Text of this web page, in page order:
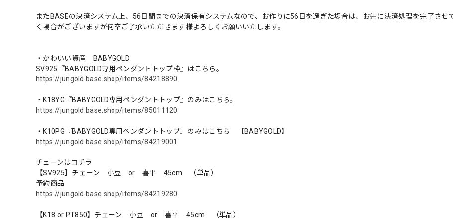
またBASEの決済システム上、56日間までの決済保有システムなので、お作りに56日を過ぎた場合は、お先に決済処理を完了させ
く場合がございますが何卒ご了承いただきます様よろしくお願いいたします。
・かわいい資産 BABYGOLD
SV925『BABYGOLD専用ペンダントトップ枠』はこちら。
https://jungold.base.shop/items/84218890
・K18YG『BABYGOLD専用ペンダントトップ』のみはこちら。
https://jungold.base.shop/items/85011120
・K10PG『BABYGOLD専用ペンダントトップ』のみはこちら 【BABYGOLD】
https://jungold.base.shop/items/84219001
チェーンはコチラ
【SV925】チェーン 小豆 or 喜平 45cm （単品）
予約商品
https://jungold.base.shop/items/84219280
【K18 or PT850】チェーン 小豆 or 喜平 45cm （単品）